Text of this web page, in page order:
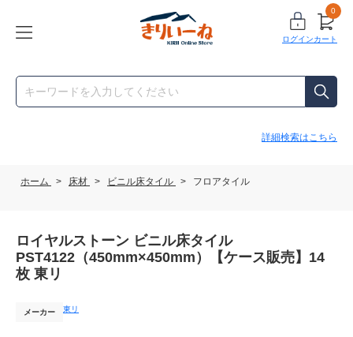
ログイン
0
カート
詳細検索はこちら
ホーム > 床材 > ビニル床タイル > フロアタイル
ロイヤルストーン ビニル床タイル
PST4122（450mm×450mm）【ケース販売】14
枚 東リ
メーカー 東リ